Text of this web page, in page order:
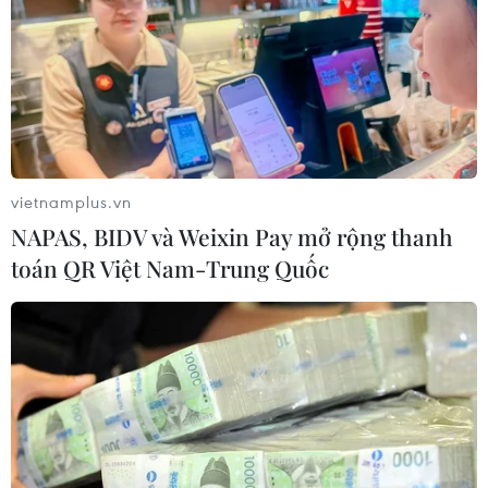
14/10/2022 01:36
Với quan điểm nhất quán về việc đảm bảo quyền con
người, đến nay, Việt Nam đã đủ “sức đề kháng” trước
mọi luận điệu xuyên tạc của các thế lực thù địch, vững
tin tham gia vào "luật chơi" toàn cầu.
vietnamplus.vn
NAPAS, BIDV và Weixin Pay mở rộng thanh
toán QR Việt Nam-Trung Quốc